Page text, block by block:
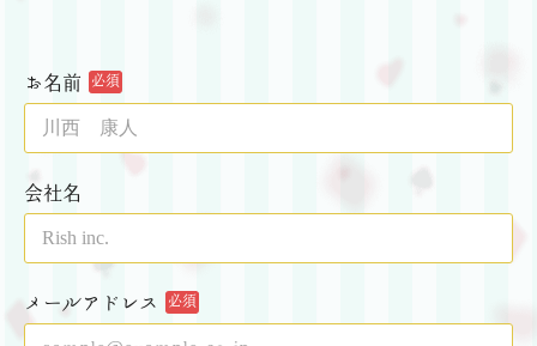
お名前 必須
会社名
メールアドレス 必須